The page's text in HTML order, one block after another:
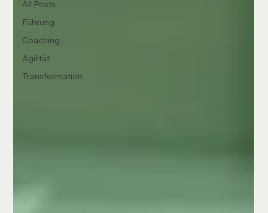
All Posts
Führung
Coaching
Agilität
Transformation